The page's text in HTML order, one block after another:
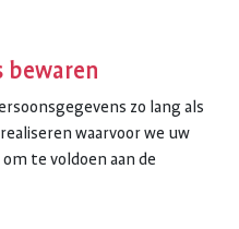
bewaren
zo lang als
waarvoor we uw
te voldoen aan de